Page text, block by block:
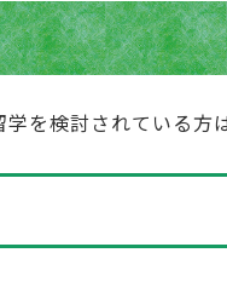
を検討されている方